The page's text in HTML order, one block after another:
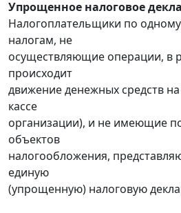
Упрощенное налоговое
Налогоплательщики по
налогам, не
осуществляющие операции, в
происходит
движение денежных средств на
кассе
организации), и не имеющие
объектов
налогообложения,
единую
(упрощенную) налоговую